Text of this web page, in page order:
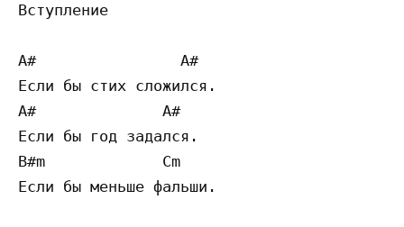
Вступление
A#                A#
Если бы стих сложился.
A#              A#
Если бы год задался.
B#m             Cm
Если бы меньше фальши.